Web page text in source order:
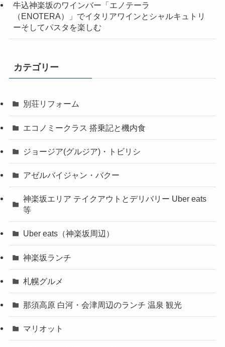
牛込神楽坂のワインバー「エノテーラ
（ENOTERA）」でイタリアワインとシャルキュトリ
ーそしてパスタを楽しむ
カテゴリー
別荘リフォーム
エコノミークラス 搭乗記と機内食
ジョージア(グルジア)・トビリシ
アゼルバイジャン・バクー
神楽坂エリア テイクアウトとデリバリー Uber eats
等
Uber eats（神楽坂周辺）
神楽坂ランチ
札幌グルメ
那須高原 白河・会津周辺のランチ 温泉 観光
マリオット